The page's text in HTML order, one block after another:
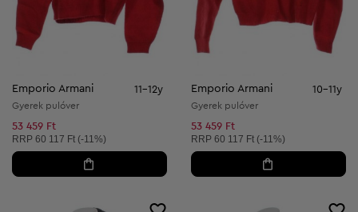
Emporio Armani 11-12y
Gyerek pulóver
53 459 Ft
Ajánlott ár:
RRP 60 117 Ft (-11%)
Emporio Armani 10-11y
Gyerek pulóver
53 459 Ft
Ajánlott ár:
RRP 60 117 Ft (-11%)